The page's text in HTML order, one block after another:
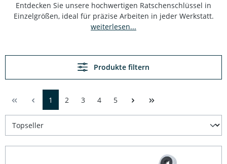
Entdecken Sie unsere hochwertigen Ratschenschlüssel in
Einzelgrößen, ideal für präzise Arbeiten in jeder Werkstatt.
weiterlesen...
Produkte filtern
1 2 3 4 5